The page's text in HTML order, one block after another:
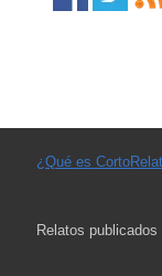
¿Qué es
Relatos